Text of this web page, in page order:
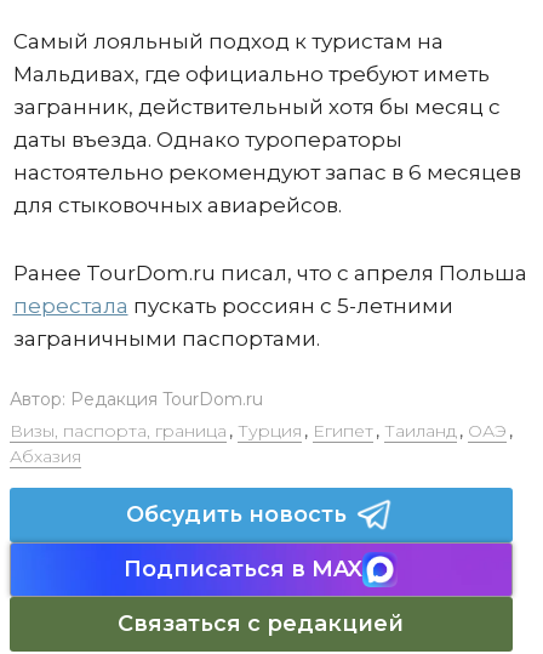
Самый лояльный подход к туристам на
Мальдивах, где официально требуют иметь
загранник, действительный хотя бы месяц с
даты въезда. Однако туроператоры
настоятельно рекомендуют запас в 6 месяцев
для стыковочных авиарейсов.
Ранее TourDom.ru писал, что с апреля Польша
перестала пускать россиян с 5-летними
заграничными паспортами.
Автор: Редакция TourDom.ru
Визы, паспорта, граница , Турция , Египет, Таиланд, ОАЭ ,
Абхазия
Обсудить новость
Подписаться в MAX
Связаться с редакцией